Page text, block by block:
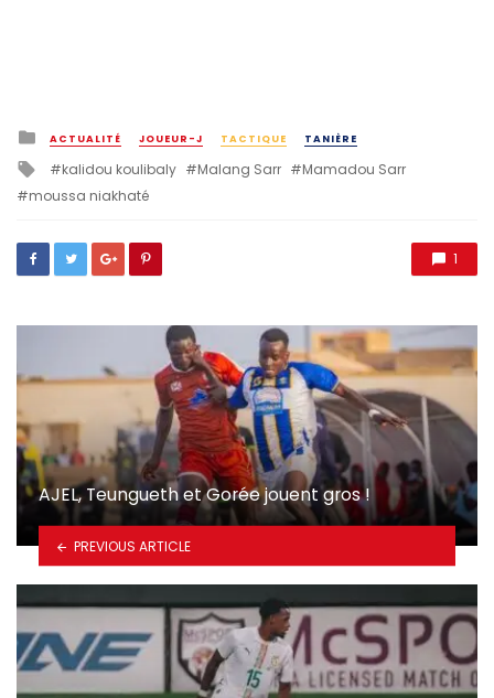
Posted
in
ACTUALITÉ JOUEUR-J TACTIQUE TANIÈRE
Tagged
kalidou koulibaly Malang Sarr
Mamadou Sarr
moussa niakhaté
1
AJEL, Teungueth et Gorée jouent gros !
PREVIOUS ARTICLE